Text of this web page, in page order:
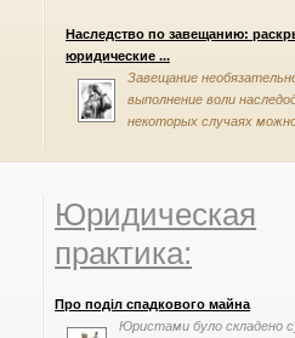
Наследство по завещанию:
юридические ...
Завещание
выполнение воли
некоторых случаях
Юридическая
практика:
Про поділ спадкового майна
Юристами було складено